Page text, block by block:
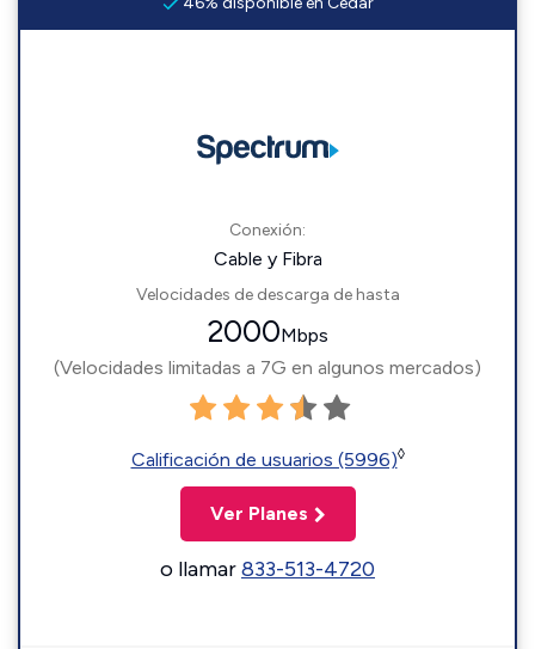
Conexión:
Cable y Fibra
Velocidades de descarga de hasta
2000Mbps
(Velocidades limitadas a 7G en algunos mercados)
Calificación de usuarios (5996)◊
Ver Planes
o llamar833-513-4720